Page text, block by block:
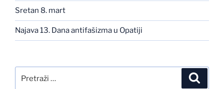
Sretan 8. mart
Najava 13. Dana antifašizma u Opatiji